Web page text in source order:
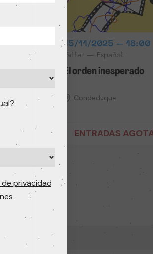
15/11/2025 – 18:00
Taller — Español
El orden inesperado
Condeduque
ENTRADAS
privacidad